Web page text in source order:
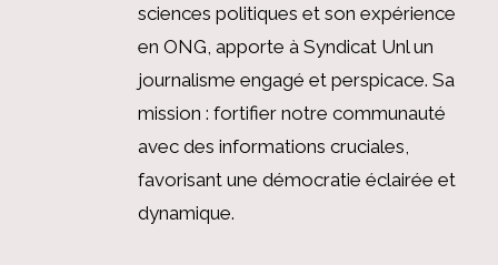
sciences politiques et son expérience
en ONG, apporte à Syndicat Unl un
journalisme engagé et perspicace. Sa
mission : fortifier notre communauté
avec des informations cruciales,
favorisant une démocratie éclairée et
dynamique.